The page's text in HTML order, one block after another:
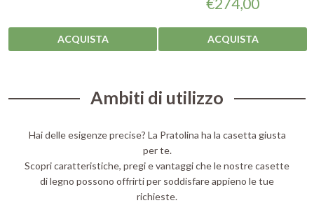
ACQUISTA ACQUISTA
Ambiti di utilizzo
Hai delle esigenze precise? La Pratolina ha la casetta giusta
per te.
Scopri caratteristiche, pregi e vantaggi che le nostre casette
di legno possono offrirti per soddisfare appieno le tue
richieste.